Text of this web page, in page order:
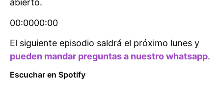
abierto.
00:0000:00
El siguiente episodio saldrá el próximo lunes y
pueden mandar preguntas a nuestro whatsapp.
Escuchar en Spotify